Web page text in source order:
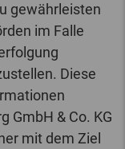
gewährleisten
im Falle
Diese
GmbH & Co. KG
mit dem Ziel